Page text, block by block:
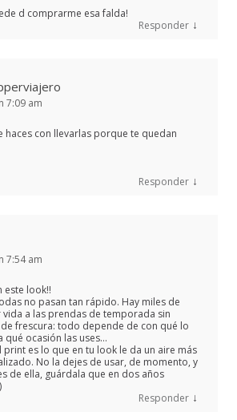
d comprarme esa falda!
Responder ↓
7:09 am
haces con llevarlas porque te quedan
Responder ↓
7:54 am
este look!!
no pasan tan rápido. Hay miles de
a las prendas de temporada sin
frescura: todo depende de con qué lo
qué ocasión las uses…
print es lo que en tu look le da un aire más
No la dejes de usar, de momento, y
de ella, guárdala que en dos años
Responder ↓